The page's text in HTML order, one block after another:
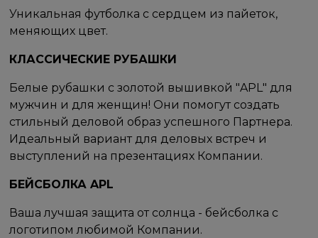
Уникальная футболка с сердцем из пайеток,
меняющих цвет.
КЛАССИЧЕСКИЕ РУБАШКИ
Белые рубашки с золотой вышивкой "APL" для
мужчин и для женщин! Они помогут создать
стильный деловой образ успешного Партнера.
Идеальный вариант для деловых встреч и
выступлений на презентациях Компании.
БЕЙСБОЛКА APL
Ваша лучшая защита от солнца - бейсболка с
логотипом любимой Компании.